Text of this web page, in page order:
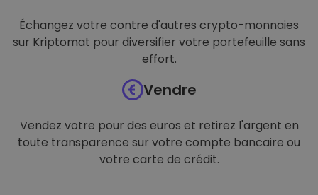
Échangez votre contre d'autres crypto-monnaies
sur Kriptomat pour diversifier votre portefeuille sans
effort.
Vendre
Vendez votre pour des euros et retirez l'argent en
toute transparence sur votre compte bancaire ou
votre carte de crédit.